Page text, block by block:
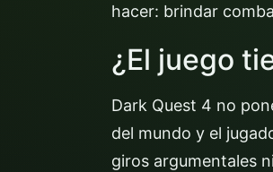
hacer: brindar
¿El juego
Dark Quest 4 no
del mundo y el
giros argumentales